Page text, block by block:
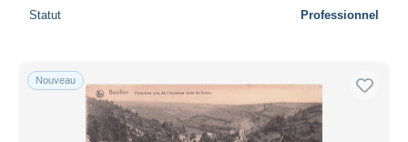
Statut Professionnel
Nouveau